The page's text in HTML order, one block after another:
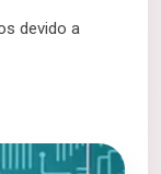
devido a